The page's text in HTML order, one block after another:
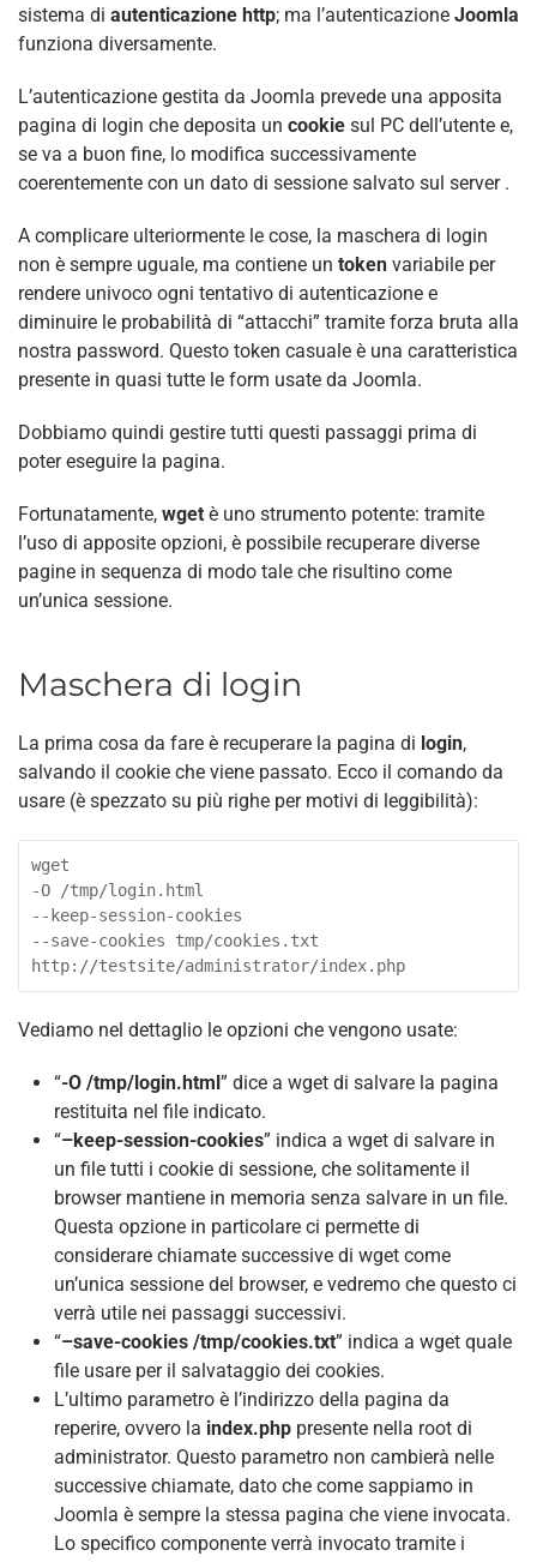
sistema di autenticazione http; ma l’autenticazione Joomla
funziona diversamente.
L’autenticazione gestita da Joomla prevede una apposita
pagina di login che deposita un cookie sul PC dell’utente e,
se va a buon fine, lo modifica successivamente
coerentemente con un dato di sessione salvato sul server .
A complicare ulteriormente le cose, la maschera di login
non è sempre uguale, ma contiene un token variabile per
rendere univoco ogni tentativo di autenticazione e
diminuire le probabilità di “attacchi” tramite forza bruta alla
nostra password. Questo token casuale è una caratteristica
presente in quasi tutte le form usate da Joomla.
Dobbiamo quindi gestire tutti questi passaggi prima di
poter eseguire la pagina.
Fortunatamente, wget è uno strumento potente: tramite
l’uso di apposite opzioni, è possibile recuperare diverse
pagine in sequenza di modo tale che risultino come
un’unica sessione.
Maschera di login
La prima cosa da fare è recuperare la pagina di login,
salvando il cookie che viene passato. Ecco il comando da
usare (è spezzato su più righe per motivi di leggibilità):
wget
-O /tmp/login.html
--keep-session-cookies
--save-cookies tmp/cookies.txt
http://testsite/administrator/index.php
Vediamo nel dettaglio le opzioni che vengono usate:
“-O /tmp/login.html ” dice a wget di salvare la pagina
restituita nel file indicato.
“–keep-session-cookies” indica a wget di salvare in
un file tutti i cookie di sessione, che solitamente il
browser mantiene in memoria senza salvare in un file.
Questa opzione in particolare ci permette di
considerare chiamate successive di wget come
un’unica sessione del browser, e vedremo che questo ci
verrà utile nei passaggi successivi.
“–save-cookies /tmp/cookies.txt” indica a wget quale
file usare per il salvataggio dei cookies.
L’ultimo parametro è l’indirizzo della pagina da
reperire, ovvero la index.php presente nella root di
administrator. Questo parametro non cambierà nelle
successive chiamate, dato che come sappiamo in
Joomla è sempre la stessa pagina che viene invocata.
Lo specifico componente verrà invocato tramite i